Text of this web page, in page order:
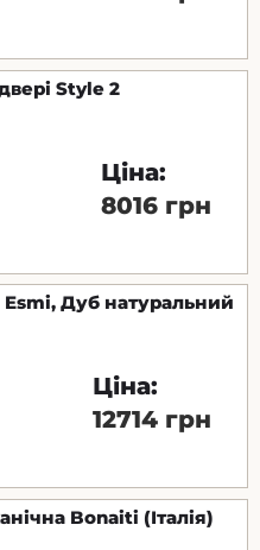
Style 2
Ціна:
8016 грн
Esmi, Дуб натуральний
Ціна:
12714 грн
Bonaiti (Італія)